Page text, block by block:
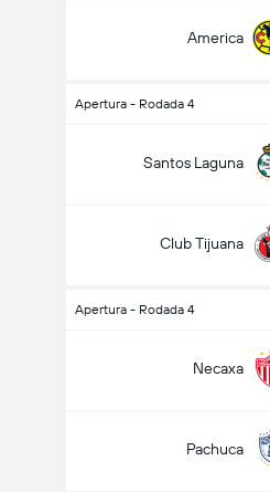
America
Apertura - Rodada 4
Santos Laguna
Club Tijuana
Apertura - Rodada 4
Necaxa
Pachuca